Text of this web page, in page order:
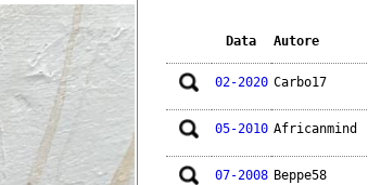
Data Autore
02-2020 Carbo17
05-2010 Africanmind
07-2008 Beppe58